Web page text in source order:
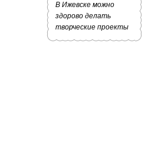
В Ижевске можно
здорово делать
творческие проекты